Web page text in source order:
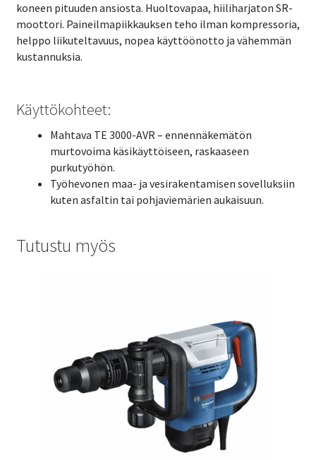
koneen pituuden ansiosta. Huoltovapaa, hiiliharjaton SR-
moottori. Paineilmapiikkauksen teho ilman kompressoria,
helppo liikuteltavuus, nopea käyttöönotto ja vähemmän
kustannuksia.
Käyttökohteet:
Mahtava TE 3000-AVR – ennennäkemätön
murtovoima käsikäyttöiseen, raskaaseen
purkutyöhön.
Työhevonen maa- ja vesirakentamisen sovelluksiin
kuten asfaltin tai pohjaviemärien aukaisuun.
Tutustu myös